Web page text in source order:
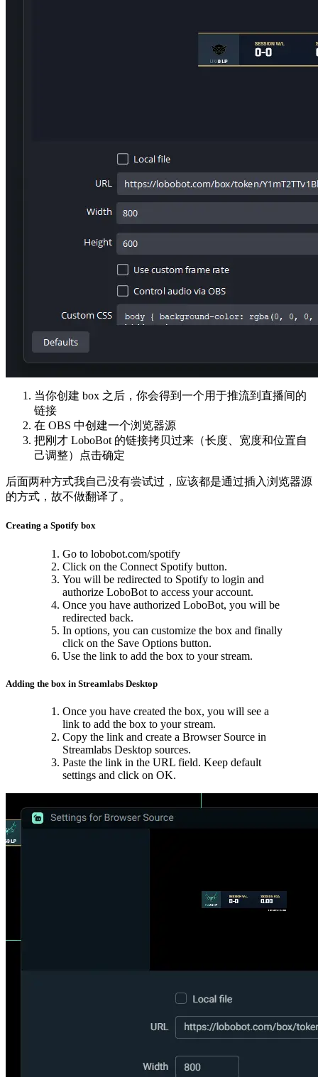
当你创建 box 之后，你会得到一个用于推流到直播间的
链接
在 OBS 中创建一个浏览器源
把刚才 LoboBot 的链接拷贝过来（长度、宽度和位置自
己调整）点击确定
后面两种方式我自己没有尝试过，应该都是通过插入浏览器源
的方式，故不做翻译了。
Creating a Spotify box
Go to lobobot.com/spotify
Click on the Connect Spotify button.
You will be redirected to Spotify to login and
authorize LoboBot to access your account.
Once you have authorized LoboBot, you will be
redirected back.
In options, you can customize the box and finally
click on the Save Options button.
Use the link to add the box to your stream.
Adding the box in Streamlabs Desktop
Once you have created the box, you will see a
link to add the box to your stream.
Copy the link and create a Browser Source in
Streamlabs Desktop sources.
Paste the link in the URL field. Keep default
settings and click on OK.